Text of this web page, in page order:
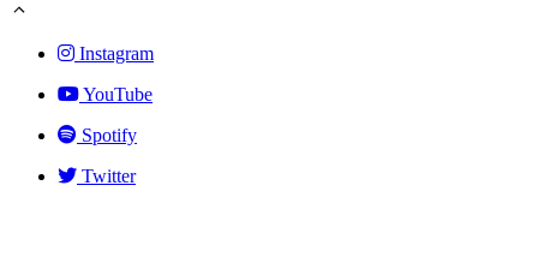
Instagram
YouTube
Spotify
Twitter